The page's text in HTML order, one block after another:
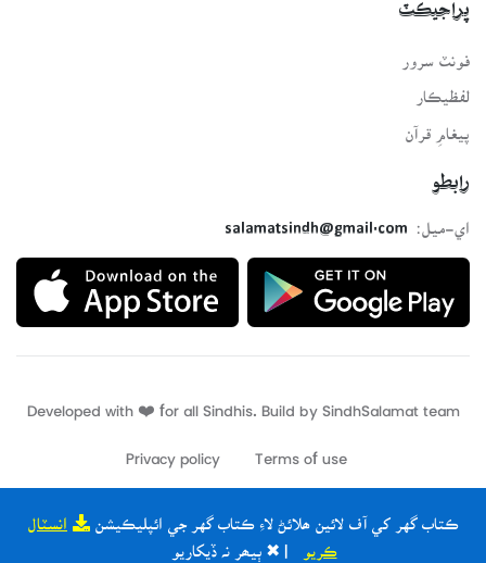
ڪتاب گهر کي آف لائين ھلائڻ لاءِ ڪتاب گهر جي ائپليڪيشن انسٽال
| ✖ ٻيھر نہ ڏيکاريو
پراجيڪٽ
لفظيڪار
پيغامِ قرآن
رابطو
اي-ميل:
salamatsindh@gmail.com
Developed with ❤️ for all Sindhis. Build by
Terms of use